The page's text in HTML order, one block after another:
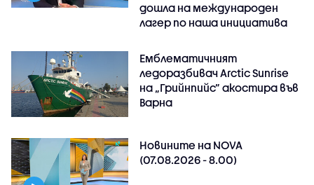
дошла на международен
лагер по наша инициатива
Емблематичният
ледоразбивач Arctic Sunrise
на „Грийнпийс” акостира във
Варна
Новините на NOVA
(07.08.2026 - 8.00)